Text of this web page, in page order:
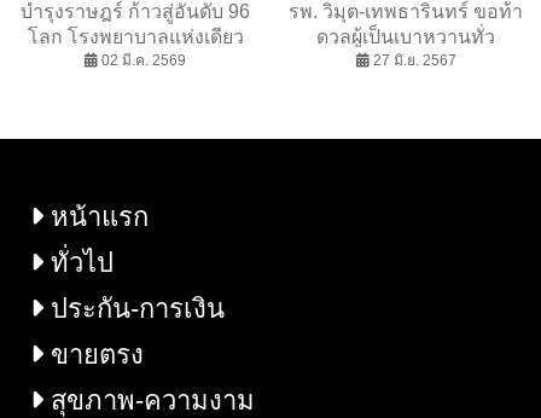
บำรุงราษฎร์ ก้าวสู่อันดับ 96
โลก โรงพยาบาลแห่งเดียว
จากประเทศไทยที่ติด Top
Newsweek
02 มี.ค. 2569
รพ. วิมุต-เทพธารินทร์ ขอท้า
ดวลผู้เป็นเบาหวานทั่ว
ประเทศร่วมโครงการ “คุม
สังคมไทย ควบคุมภัยร้ายได้
27 มิ.ย. 2567
หน้าแรก
ทั่วไป
ประกัน-การเงิน
ขายตรง
สุขภาพ-ความงาม